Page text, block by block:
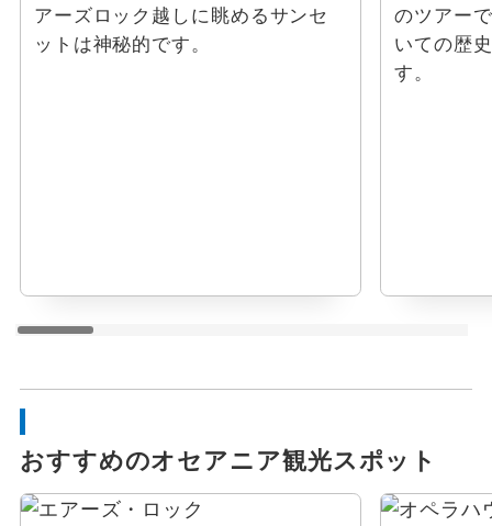
アーズロック越しに眺めるサンセ
ットは神秘的です。
のツアー
いての歴
す。
おすすめのオセアニア観光スポット